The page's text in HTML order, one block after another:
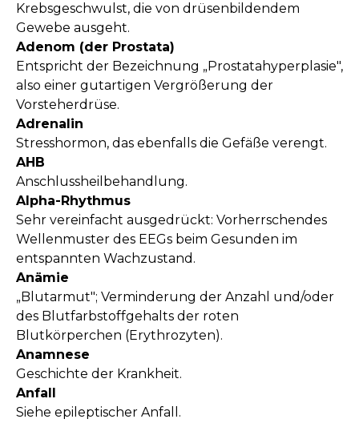
Krebsgeschwulst, die von drüsenbildendem
Gewebe ausgeht.
Adenom (der Prostata)
Entspricht der Bezeichnung „Prostatahyperplasie",
also einer gutartigen Vergrößerung der
Vorsteherdrüse.
Adrenalin
Stresshormon, das ebenfalls die Gefäße verengt.
AHB
Anschlussheilbehandlung.
Alpha-Rhythmus
Sehr vereinfacht ausgedrückt: Vorherrschendes
Wellenmuster des EEGs beim Gesunden im
entspannten Wachzustand.
Anämie
„Blutarmut"; Verminderung der Anzahl und/oder
des Blutfarbstoffgehalts der roten
Blutkörperchen (Erythrozyten).
Anamnese
Geschichte der Krankheit.
Anfall
Siehe epileptischer Anfall.